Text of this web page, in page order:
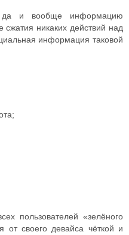
да и вообще информацию
сжатия никаких действий над
информация таковой
пользователей «зелёного
от своего девайса чёткой и